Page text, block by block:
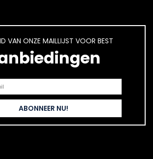
VAN ONZE MAILLIJST VOOR BEST